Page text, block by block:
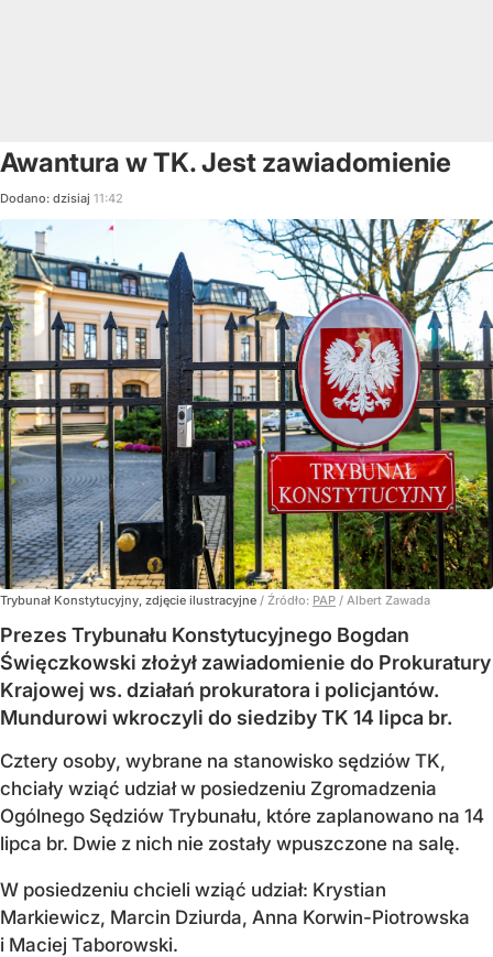
Awantura w TK. Jest zawiadomienie
Dodano: dzisiaj 11:42
Trybunał Konstytucyjny, zdjęcie ilustracyjne / Źródło: PAP / Albert Zawada
Prezes Trybunału Konstytucyjnego Bogdan
Święczkowski złożył zawiadomienie do Prokuratury
Krajowej ws. działań prokuratora i policjantów.
Mundurowi wkroczyli do siedziby TK 14 lipca br.
Cztery osoby, wybrane na stanowisko sędziów TK,
chciały wziąć udział w posiedzeniu Zgromadzenia
Ogólnego Sędziów Trybunału, które zaplanowano na 14
lipca br. Dwie z nich nie zostały wpuszczone na salę.
W posiedzeniu chcieli wziąć udział: Krystian
Markiewicz, Marcin Dziurda, Anna Korwin-Piotrowska
i Maciej Taborowski.